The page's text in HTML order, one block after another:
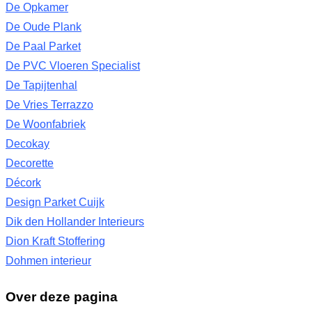
De Opkamer
De Oude Plank
De Paal Parket
De PVC Vloeren Specialist
De Tapijtenhal
De Vries Terrazzo
De Woonfabriek
Decokay
Decorette
Décork
Design Parket Cuijk
Dik den Hollander Interieurs
Dion Kraft Stoffering
Dohmen interieur
Over deze pagina